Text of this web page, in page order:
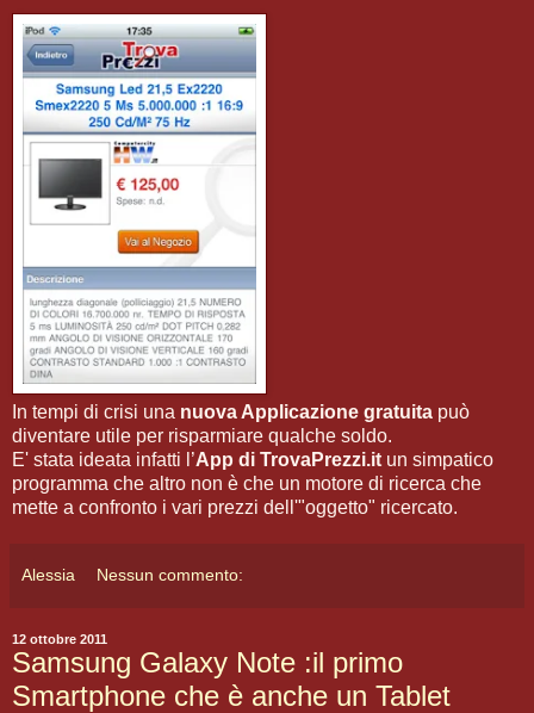
In tempi di crisi una nuova Applicazione gratuita può
diventare utile per risparmiare qualche soldo.
E' stata ideata infatti l’App di TrovaPrezzi.it un simpatico
programma che altro non è che un motore di ricerca che
mette a confronto i vari prezzi dell'"oggetto" ricercato.
Alessia Nessun commento:
12 ottobre 2011
Samsung Galaxy Note :il primo
Smartphone che è anche un Tablet